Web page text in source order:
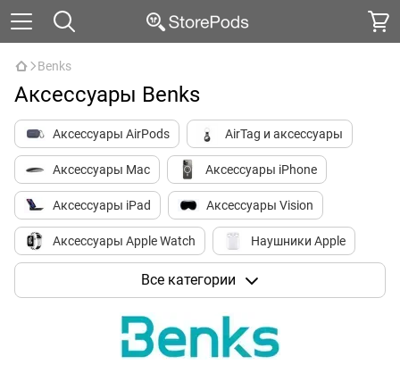
Benks
Аксессуары Benks
Аксессуары AirPods AirTag и аксессуары
Аксессуары Mac Аксессуары iPhone
Аксессуары iPad Аксессуары Vision
Аксессуары Apple Watch Наушники Apple
Носимые устройства HomePod
Apple TV и аксессуары Города
Все категории